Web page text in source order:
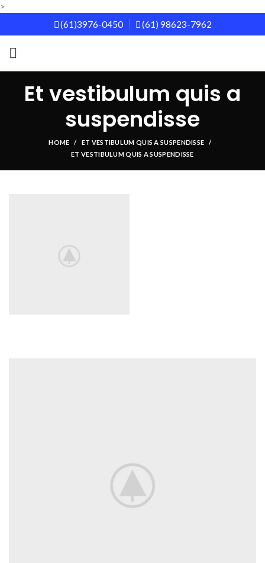
>
(61)3976-0450 (61) 98623-7962
Et vestibulum quis a
suspendisse
HOME
ET VESTIBULUM QUIS A SUSPENDISSE
ET VESTIBULUM QUIS A SUSPENDISSE